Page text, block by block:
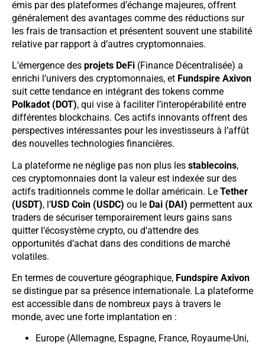
émis par des plateformes d’échange majeures, offrent
généralement des avantages comme des réductions sur
les frais de transaction et présentent souvent une stabilité
relative par rapport à d’autres cryptomonnaies.
L’émergence des projets DeFi (Finance Décentralisée) a
enrichi l’univers des cryptomonnaies, et Fundspire Axivon
suit cette tendance en intégrant des tokens comme
Polkadot (DOT), qui vise à faciliter l’interopérabilité entre
différentes blockchains. Ces actifs innovants offrent des
perspectives intéressantes pour les investisseurs à l’affût
des nouvelles technologies financières.
La plateforme ne néglige pas non plus les stablecoins,
ces cryptomonnaies dont la valeur est indexée sur des
actifs traditionnels comme le dollar américain. Le Tether
(USDT), l’USD Coin (USDC) ou le Dai (DAI) permettent aux
traders de sécuriser temporairement leurs gains sans
quitter l’écosystème crypto, ou d’attendre des
opportunités d’achat dans des conditions de marché
volatiles.
En termes de couverture géographique, Fundspire Axivon
se distingue par sa présence internationale. La plateforme
est accessible dans de nombreux pays à travers le
monde, avec une forte implantation en :
Europe (Allemagne, Espagne, France, Royaume-Uni,